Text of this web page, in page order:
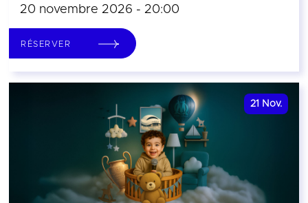
20 novembre 2026 - 20:00
RÉSERVER
21 Nov.